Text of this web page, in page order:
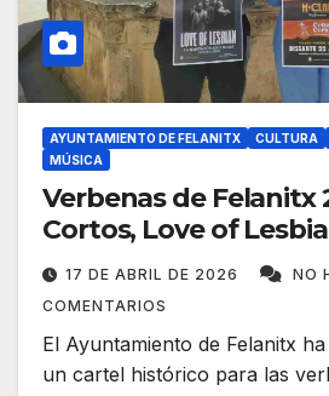
AYUNTAMIENTO DE FELANITX CULTURA
MÚSICA
Verbenas de Felanitx
Cortos, Love of
17 DE ABRIL DE 2026
NO
COMENTARIOS
El Ayuntamiento de Felanitx
un cartel histórico para las